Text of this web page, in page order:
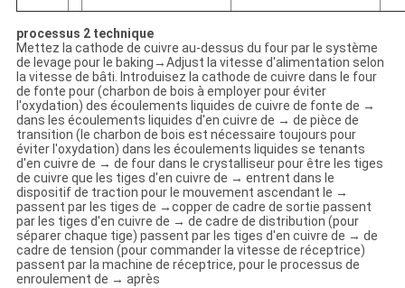
processus 2 technique
Mettez la cathode de cuivre au-dessus du four par le système
de levage pour le baking→Adjust la vitesse d'alimentation selon
la vitesse de bâti. Introduisez la cathode de cuivre dans le four
de fonte pour (charbon de bois à employer pour éviter
l'oxydation) des écoulements liquides de cuivre de fonte de →
dans les écoulements liquides d'en cuivre de → de pièce de
transition (le charbon de bois est nécessaire toujours pour
éviter l'oxydation) dans les écoulements liquides se tenants
d'en cuivre de → de four dans le crystalliseur pour être les tiges
de cuivre que les tiges d'en cuivre de → entrent dans le
dispositif de traction pour le mouvement ascendant le →
passent par les tiges de →copper de cadre de sortie passent
par les tiges d'en cuivre de → de cadre de distribution (pour
séparer chaque tige) passent par les tiges d'en cuivre de → de
cadre de tension (pour commander la vitesse de réceptrice)
passent par la machine de réceptrice, pour le processus de
enroulement de → après